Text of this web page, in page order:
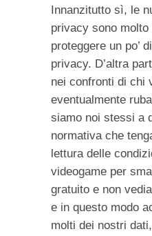
Innanzitutto sì, le
privacy sono
proteggere un po’
privacy. D’altra
nei confronti di chi
eventualmente
siamo noi stessi a
normativa che
lettura delle
videogame per
gratuito e non
e in questo modo
molti dei nostri